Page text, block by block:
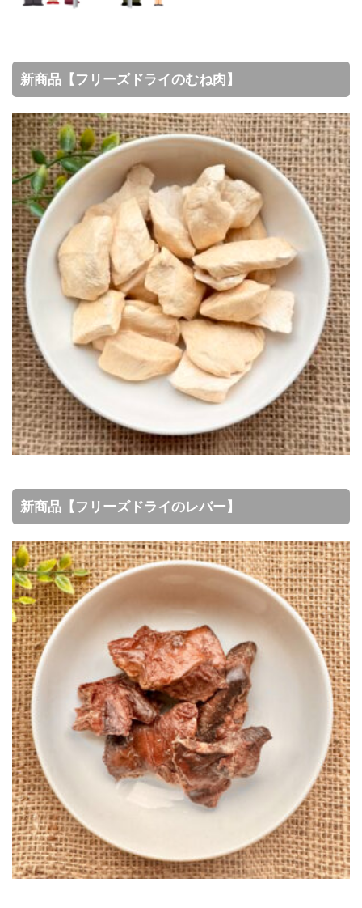
新商品【フリーズドライのむね肉】
新商品【フリーズドライのレバー】